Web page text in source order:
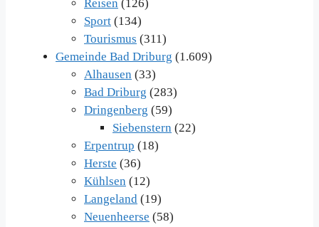
Reisen (126)
Sport (134)
Tourismus (311)
Gemeinde Bad Driburg (1.609)
Alhausen (33)
Bad Driburg (283)
Dringenberg (59)
Siebenstern (22)
Erpentrup (18)
Herste (36)
Kühlsen (12)
Langeland (19)
Neuenheerse (58)